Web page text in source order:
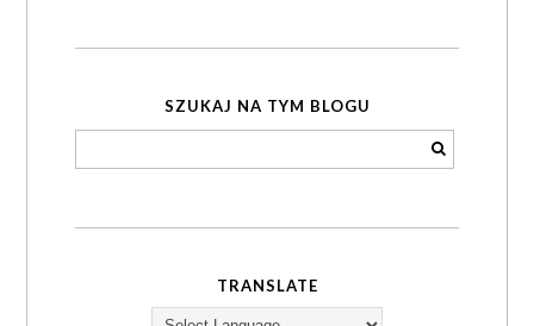
SZUKAJ NA TYM BLOGU
TRANSLATE